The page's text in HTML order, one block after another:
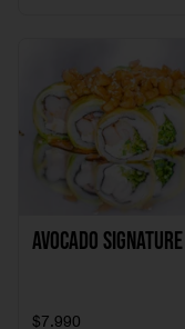
AVOCADO SIGNATURE
$7.990